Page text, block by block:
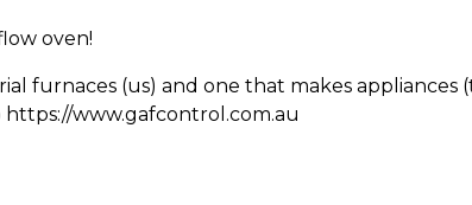
oven!
furnaces (us) and one that makes appliances
www.gafcontrol.com.au